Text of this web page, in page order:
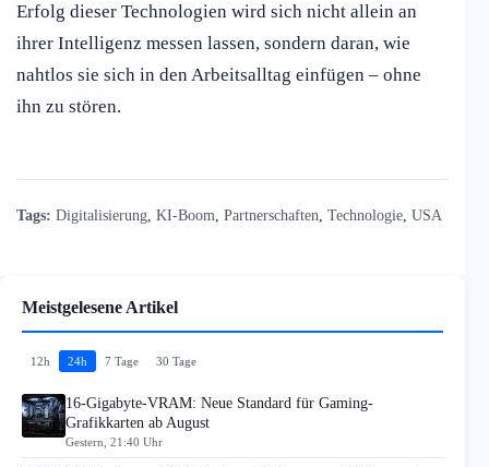
Erfolg dieser Technologien wird sich nicht allein an
ihrer Intelligenz messen lassen, sondern daran, wie
nahtlos sie sich in den Arbeitsalltag einfügen – ohne
ihn zu stören.
Tags: Digitalisierung KI-Boom Partnerschaften Technologie USA
Meistgelesene Artikel
12h 24h 7 Tage 30 Tage
16-Gigabyte-VRAM: Neue Standard für Gaming-
Grafikkarten ab August
Gestern, 21:40 Uhr